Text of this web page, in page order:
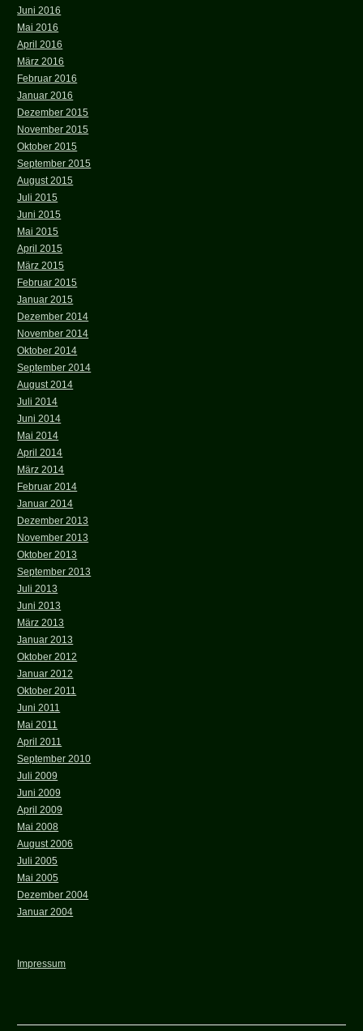
Juni 2016
Mai 2016
April 2016
März 2016
Februar 2016
Januar 2016
Dezember 2015
November 2015
Oktober 2015
September 2015
August 2015
Juli 2015
Juni 2015
Mai 2015
April 2015
März 2015
Februar 2015
Januar 2015
Dezember 2014
November 2014
Oktober 2014
September 2014
August 2014
Juli 2014
Juni 2014
Mai 2014
April 2014
März 2014
Februar 2014
Januar 2014
Dezember 2013
November 2013
Oktober 2013
September 2013
Juli 2013
Juni 2013
März 2013
Januar 2013
Oktober 2012
Januar 2012
Oktober 2011
Juni 2011
Mai 2011
April 2011
September 2010
Juli 2009
Juni 2009
April 2009
Mai 2008
August 2006
Juli 2005
Mai 2005
Dezember 2004
Januar 2004
Impressum